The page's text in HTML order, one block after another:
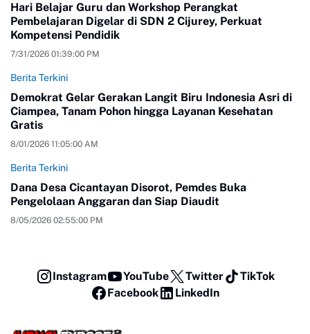
Hari Belajar Guru dan Workshop Perangkat
Pembelajaran Digelar di SDN 2 Cijurey, Perkuat
Kompetensi Pendidik
7/31/2026 01:39:00 PM
Berita Terkini
Demokrat Gelar Gerakan Langit Biru Indonesia Asri di
Ciampea, Tanam Pohon hingga Layanan Kesehatan
Gratis
8/01/2026 11:05:00 AM
Berita Terkini
Dana Desa Cicantayan Disorot, Pemdes Buka
Pengelolaan Anggaran dan Siap Diaudit
8/05/2026 02:55:00 PM
Instagram YouTube Twitter
TikTok
Facebook
LinkedIn